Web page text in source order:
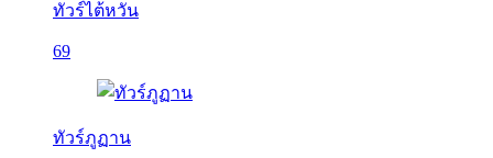
ทัวร์ไต้หวัน
69
ทัวร์ภูฏาน